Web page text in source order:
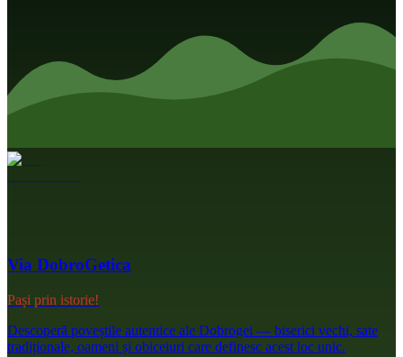
Via DobroGetica
Pași prin istorie!
Descoperă poveștile autentice ale Dobrogei — biserici vechi, sate
tradiționale, oameni și obiceiuri care definesc acest loc unic.